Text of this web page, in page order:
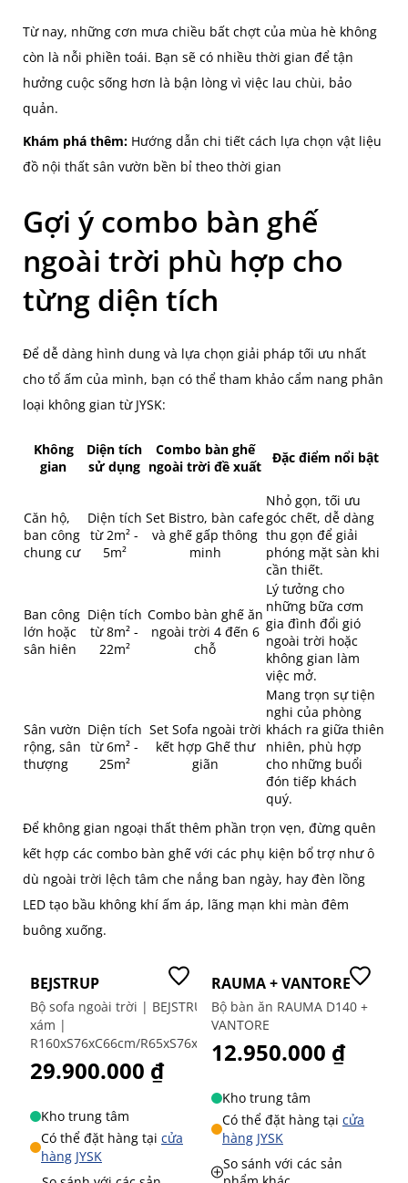
Từ nay, những cơn mưa chiều bất chợt của mùa hè không
còn là nỗi phiền toái. Bạn sẽ có nhiều thời gian để tận
hưởng cuộc sống hơn là bận lòng vì việc lau chùi, bảo
quản.
Khám phá thêm: Hướng dẫn chi tiết cách lựa chọn vật liệu
đồ nội thất sân vườn bền bỉ theo thời gian
Gợi ý combo bàn ghế
ngoài trời phù hợp cho
từng diện tích
Để dễ dàng hình dung và lựa chọn giải pháp tối ưu nhất
cho tổ ấm của mình, bạn có thể tham khảo cẩm nang phân
loại không gian từ JYSK:
Không
gian
Diện tích
sử dụng
Combo bàn ghế
ngoài trời đề xuất
Đặc điểm nổi bật
Căn hộ,
ban công
chung cư
Diện tích
từ 2m² -
5m²
Set Bistro, bàn cafe
và ghế gấp thông
minh
Nhỏ gọn, tối ưu
góc chết, dễ dàng
thu gọn để giải
phóng mặt sàn khi
cần thiết.
Ban công
lớn hoặc
sân hiên
Diện tích
từ 8m² -
22m²
Combo bàn ghế ăn
ngoài trời 4 đến 6
chỗ
Lý tưởng cho
những bữa cơm
gia đình đổi gió
ngoài trời hoặc
không gian làm
việc mở.
Sân vườn
rộng, sân
thượng
Diện tích
từ 6m² -
25m²
Set Sofa ngoài trời
kết hợp Ghế thư
giãn
Mang trọn sự tiện
nghi của phòng
khách ra giữa thiên
nhiên, phù hợp
cho những buổi
đón tiếp khách
quý.
Để không gian ngoại thất thêm phần trọn vẹn, đừng quên
kết hợp các combo bàn ghế với các phụ kiện bổ trợ như ô
dù ngoài trời lệch tâm che nắng ban ngày, hay đèn lồng
LED tạo bầu không khí ấm áp, lãng mạn khi màn đêm
buông xuống.
BEJSTRUP
Bộ sofa ngoài trời | BEJSTRUP | nhôm/polyester |
xám |
R160xS76xC66cm/R65xS76xC66cm/R60xD105xC41cm
29.900.000 ₫
Kho trung tâm
Có thể đặt hàng tại cửa
hàng JYSK
RAUMA + VANTORE
Bộ bàn ăn RAUMA D140 +
VANTORE
12.950.000 ₫
Kho trung tâm
Có thể đặt hàng tại cửa
hàng JYSK
So sánh với các sản